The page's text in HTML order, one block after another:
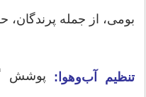
بومی، از جمله
تنظیم آب‌وهوا: پوشش